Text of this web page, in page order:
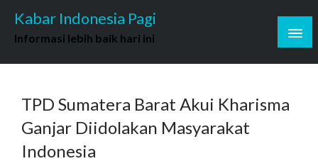
content
Kabar Indonesia Pagi
Informasi lebih baik hari ini
TPD Sumatera Barat Akui Kharisma
Ganjar Diidolakan Masyarakat
Indonesia